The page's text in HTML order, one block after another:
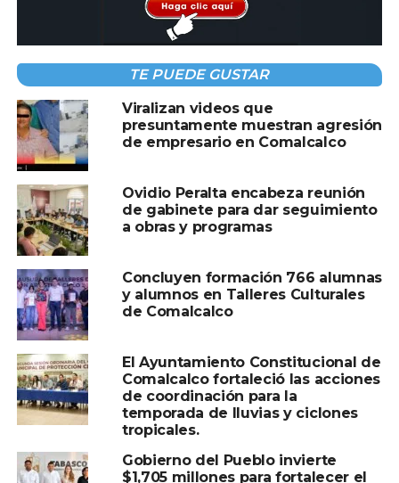
Con estas acciones, el municipio se mantiene en
constante crecimiento y avanzando hacia mejores
niveles de bienestar para las y los comalcalquenses,
fortaleciendo espacios públicos que promueven la sana
convivencia y el desarrollo integral de la población.
Como parte de esta jornada de trabajo, por la mañana el
alcalde Ovidio Peralta Suárez también inauguró las
construcciones de las bibliotecas públicas rurales “Amado
Nervo”, en Progreso Tular segunda sección, y “Profesor
TE PUEDE GUSTAR
Viralizan videos que
presuntamente muestran agresión
de empresario en Comalcalco
Ovidio Peralta encabeza reunión
de gabinete para dar seguimiento
a obras y programas
Concluyen formación 766 alumnas
y alumnos en Talleres Culturales
de Comalcalco
El Ayuntamiento Constitucional de
Comalcalco fortaleció las acciones
de coordinación para la
temporada de lluvias y ciclones
tropicales.
Gobierno del Pueblo invierte
$1,705 millones para fortalecer el